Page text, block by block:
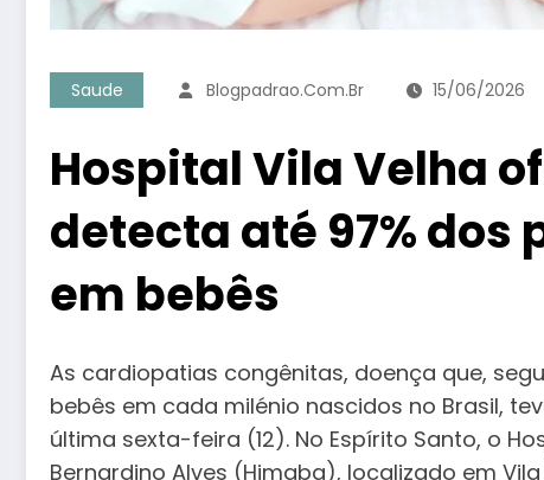
Saude Blogpadrao.com.br 15/06/2026
Hospital Vila Velha
detecta até 97%
em bebês
As cardiopatias congênitas, doença que,
bebês em cada milénio nascidos no Brasil,
última sexta-feira (12). No Espírito Santo, o
Bernardino Alves (Himaba), localizado em